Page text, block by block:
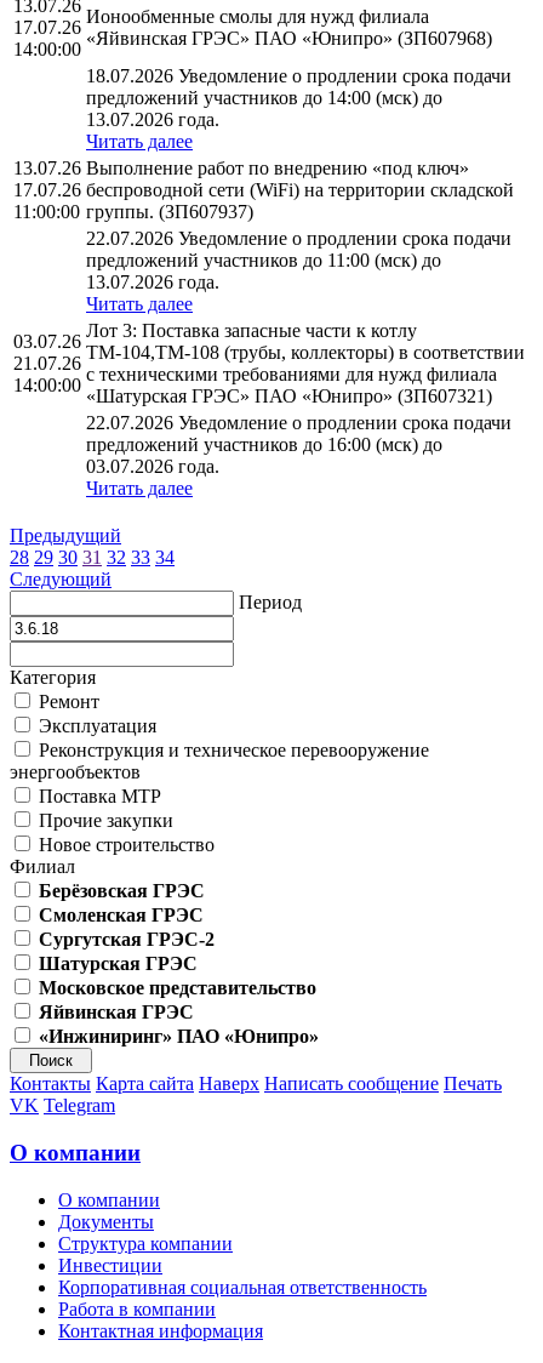
13.07.26
17.07.26
14:00:00
Ионообменные смолы для нужд филиала
«Яйвинская ГРЭС» ПАО «Юнипро» (ЗП607968)
18.07.2026 Уведомление о продлении срока подачи
предложений участников до 14:00 (мск) до
13.07.2026 года.
Читать далее
13.07.26
17.07.26
11:00:00
Выполнение работ по внедрению «под ключ»
беспроводной сети (WiFi) на территории складской
группы. (ЗП607937)
22.07.2026 Уведомление о продлении срока подачи
предложений участников до 11:00 (мск) до
13.07.2026 года.
Читать далее
03.07.26
21.07.26
14:00:00
Лот 3: Поставка запасные части к котлу
ТМ-104,ТМ-108 (трубы, коллекторы) в соответствии
с техническими требованиями для нужд филиала
«Шатурская ГРЭС» ПАО «Юнипро» (ЗП607321)
22.07.2026 Уведомление о продлении срока подачи
предложений участников до 16:00 (мск) до
03.07.2026 года.
Читать далее
Предыдущий
28 29 30 31 32 33 34
Следующий
Период
Категория
Ремонт
Эксплуатация
Реконструкция и техническое перевооружение
энергообъектов
Поставка МТР
Прочие закупки
Новое строительство
Филиал
Берёзовская ГРЭС
Смоленская ГРЭС
Сургутская ГРЭС-2
Шатурская ГРЭС
Московское представительство
Яйвинская ГРЭС
«Инжиниринг» ПАО «Юнипро»
Контакты Карта сайта Наверх Написать сообщение Печать
VK Telegram
О компании
О компании
Документы
Структура компании
Инвестиции
Корпоративная социальная ответственность
Работа в компании
Контактная информация